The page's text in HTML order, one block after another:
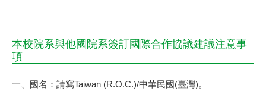
本校院系與他國院系簽訂國際合作協議建議注意事
項
一、國名：請寫Taiwan (R.O.C.)/中華民國(臺灣)。